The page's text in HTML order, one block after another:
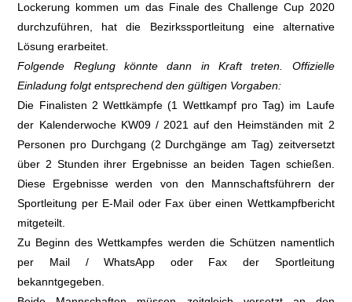
Lockerung kommen um das Finale des Challenge Cup 2020
durchzuführen, hat die Bezirkssportleitung eine alternative
Lösung erarbeitet.
Folgende Reglung könnte dann in Kraft treten. Offizielle
Einladung folgt entsprechend den gültigen Vorgaben:
Die Finalisten 2 Wettkämpfe (1 Wettkampf pro Tag) im Laufe
der Kalenderwoche KW09 / 2021 auf den Heimständen mit 2
Personen pro Durchgang (2 Durchgänge am Tag) zeitversetzt
über 2 Stunden ihrer Ergebnisse an beiden Tagen schießen.
Diese Ergebnisse werden von den Mannschaftsführern der
Sportleitung per E-Mail oder Fax über einen Wettkampfbericht
mitgeteilt.
Zu Beginn des Wettkampfes werden die Schützen namentlich
per Mail / WhatsApp oder Fax der Sportleitung
bekanntgegeben.